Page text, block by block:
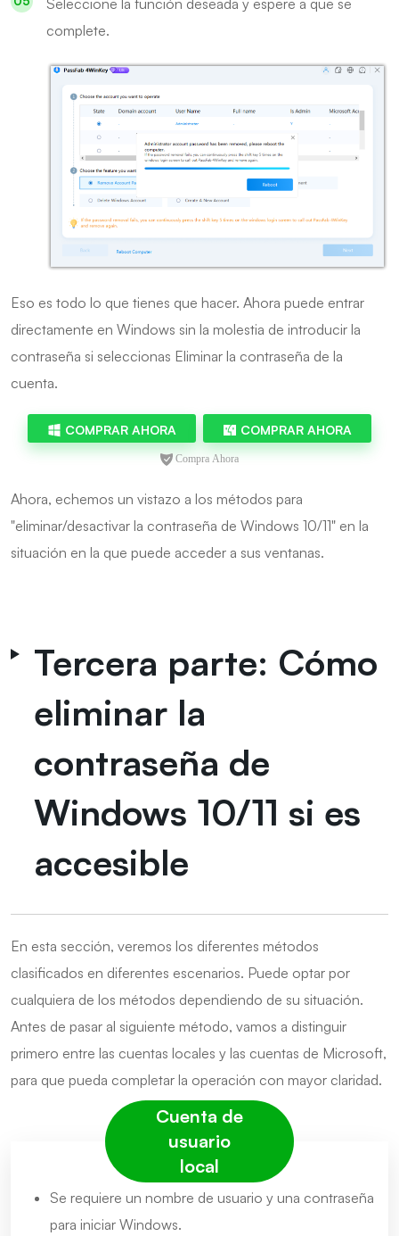
complete.
Eso es todo lo que tienes que hacer. Ahora puede entrar
directamente en Windows sin la molestia de introducir la
contraseña si seleccionas Eliminar la contraseña de la
cuenta.
COMPRAR AHORA COMPRAR AHORA
Ahora, echemos un vistazo a los métodos para
"eliminar/desactivar la contraseña de Windows 10/11" en la
situación en la que puede acceder a sus ventanas.
Tercera parte: Cómo
eliminar la
contraseña de
Windows 10/11 si es
accesible
En esta sección, veremos los diferentes métodos
clasificados en diferentes escenarios. Puede optar por
cualquiera de los métodos dependiendo de su situación.
Antes de pasar al siguiente método, vamos a distinguir
primero entre las cuentas locales y las cuentas de Microsoft,
para que pueda completar la operación con mayor claridad.
Cuenta de
usuario
local
Se requiere un nombre de usuario y una contraseña
para iniciar Windows.